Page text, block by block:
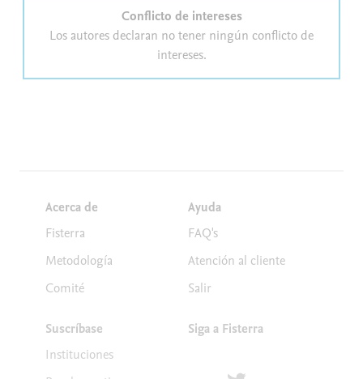
Conflicto de intereses
Los autores declaran no tener ningún conflicto de
intereses.
Acerca de
Fisterra
Metodología
Comité
Suscríbase
Instituciones
Ayuda
FAQ's
Atención al cliente
Salir
Siga a Fisterra
Síguenos en Twitter